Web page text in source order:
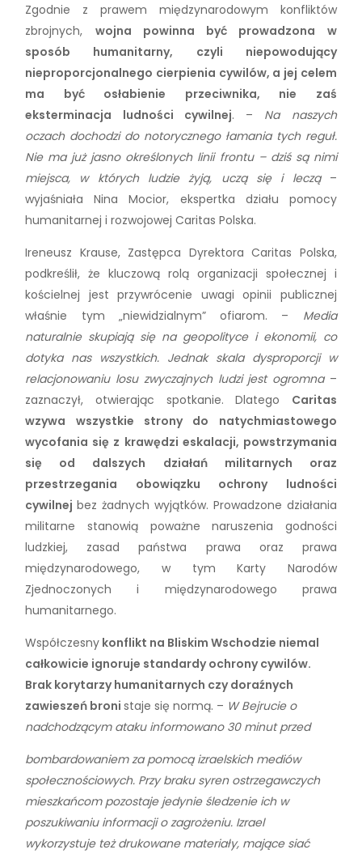
Zgodnie z prawem międzynarodowym konfliktów
zbrojnych, wojna powinna być prowadzona w
sposób humanitarny, czyli niepowodujący
nieproporcjonalnego cierpienia cywilów, a jej celem
ma być osłabienie przeciwnika, nie zaś
eksterminacja ludności cywilnej. – Na naszych
oczach dochodzi do notorycznego łamania tych reguł.
Nie ma już jasno określonych linii frontu – dziś są nimi
miejsca, w których ludzie żyją, uczą się i leczą –
wyjaśniała Nina Mocior, ekspertka działu pomocy
humanitarnej i rozwojowej Caritas Polska.
Ireneusz Krause, Zastępca Dyrektora Caritas Polska,
podkreślił, że kluczową rolą organizacji społecznej i
kościelnej jest przywrócenie uwagi opinii publicznej
właśnie tym „niewidzialnym” ofiarom. – Media
naturalnie skupiają się na geopolityce i ekonomii, co
dotyka nas wszystkich. Jednak skala dysproporcji w
relacjonowaniu losu zwyczajnych ludzi jest ogromna –
zaznaczył, otwierając spotkanie. Dlatego Caritas
wzywa wszystkie strony do natychmiastowego
wycofania się z krawędzi eskalacji, powstrzymania
się od dalszych działań militarnych oraz
przestrzegania obowiązku ochrony ludności
cywilnejbez żadnych wyjątków. Prowadzone działania
militarne stanowią poważne naruszenia godności
ludzkiej, zasad państwa prawa oraz prawa
międzynarodowego, w tym Karty Narodów
Zjednoczonych i międzynarodowego prawa
humanitarnego.
Współczesny konflikt na Bliskim Wschodzie niemal
całkowicie ignoruje standardy ochrony cywilów.
Brak korytarzy humanitarnych czy doraźnych
zawieszeń bronistaje się normą. – W Bejrucie o
nadchodzącym ataku informowano 30 minut przed
bombardowaniem za pomocą izraelskich mediów
społecznościowych. Przy braku syren ostrzegawczych
mieszkańcom pozostaje jedynie śledzenie ich w
poszukiwaniu informacji o zagrożeniu. Izrael
wykorzystuje też drukowane materiały, mające siać